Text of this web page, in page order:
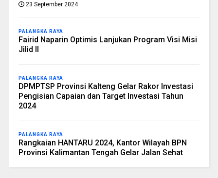
23 September 2024
PALANGKA RAYA
Fairid Naparin Optimis Lanjukan Program Visi Misi
Jilid II
PALANGKA RAYA
DPMPTSP Provinsi Kalteng Gelar Rakor Investasi
Pengisian Capaian dan Target Investasi Tahun
2024
PALANGKA RAYA
Rangkaian HANTARU 2024, Kantor Wilayah BPN
Provinsi Kalimantan Tengah Gelar Jalan Sehat